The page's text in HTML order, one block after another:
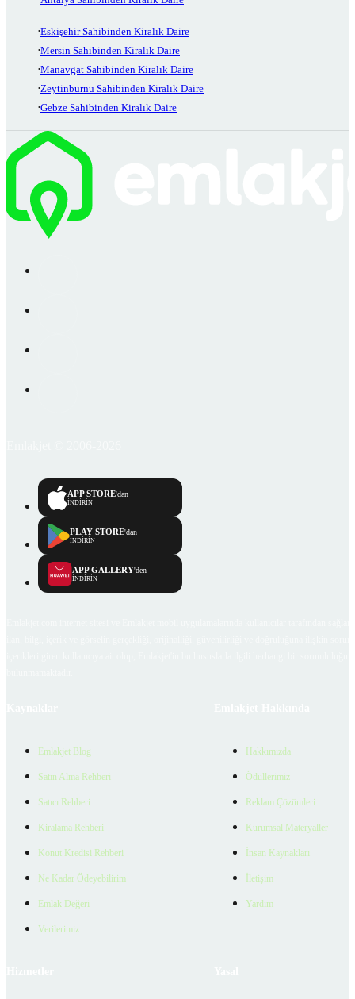
Eskişehir Sahibinden Kiralık Daire
Mersin Sahibinden Kiralık Daire
Manavgat Sahibinden Kiralık Daire
Zeytinburnu Sahibinden Kiralık Daire
Gebze Sahibinden Kiralık Daire
APP STORE'dan
İNDİRİN
PLAY STORE'dan
İNDİRİN
APP GALLERY'den
İNDİRİN
Emlakjet Blog
Satın Alma Rehberi
Satıcı Rehberi
Kiralama Rehberi
Konut Kredisi Rehberi
Ne Kadar Ödeyebilirim
Emlak Değeri
Verilerimiz
Hakkımızda
Ödüllerimiz
Reklam Çözümleri
Kurumsal Materyaller
İnsan Kaynakları
İletişim
Yardım